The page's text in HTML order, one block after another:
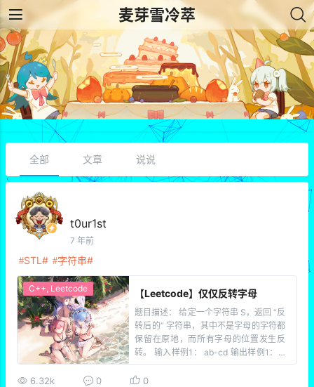
麦芽雪冷萃
全部 文章 说说
t0ur1st
7 年前
STL 字符串
【Leetcode】仅仅反转字母
题目描述： 给定一个字符串 S，返回 “反
转后的” 字符串，其中不是字母的字符都
保留在原地，而所有字母的位置发生反
转。 输入样例1： ab-cd 输出样例1： d
c-ba 输入样例2： a-bC-dEf-ghIj 输出
样例2： j-Ih-gfE-dCba 输入样例3： Te
C++, Leetcode
6.32k 0 0